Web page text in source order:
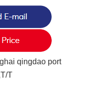
qingdao port
T